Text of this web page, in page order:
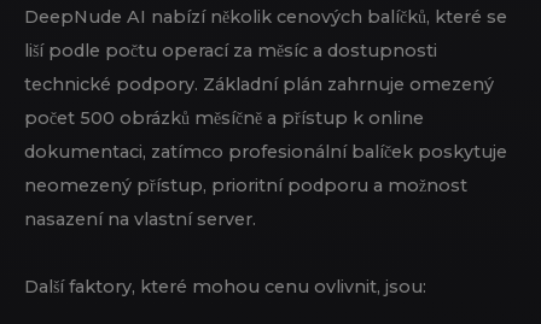
DeepNude AI nabízí několik cenových balíčků, které se
liší podle počtu operací za měsíc a dostupnosti
technické podpory. Základní plán zahrnuje omezený
počet 500 obrázků měsíčně a přístup k online
dokumentaci, zatímco profesionální balíček poskytuje
neomezený přístup, prioritní podporu a možnost
nasazení na vlastní server.
Další faktory, které mohou cenu ovlivnit, jsou: